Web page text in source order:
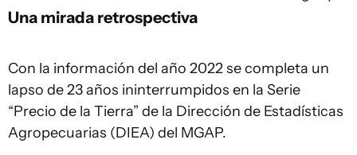
Una mirada retrospectiva
Con la información del año 2022 se completa un
lapso de 23 años ininterrumpidos en la Serie
“Precio de la Tierra” de la Dirección de Estadísticas
Agropecuarias (DIEA) del MGAP.